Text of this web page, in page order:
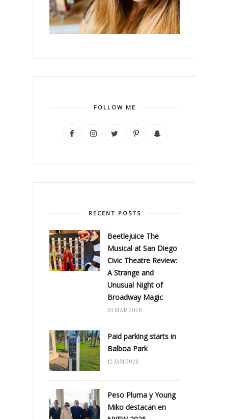
FOLLOW ME
RECENT POSTS
Beetlejuice The
Musical at San Diego
Civic Theatre Review:
A Strange and
Unusual Night of
Broadway Magic
01 MAR 2026
Paid parking starts in
Balboa Park
12 JAN 2026
Peso Pluma y Young
Miko destacan en